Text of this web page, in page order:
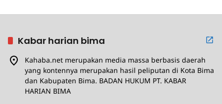
Kabar harian bima
Kahaba.net merupakan media massa berbasis daerah
yang kontennya merupakan hasil peliputan di Kota Bima
dan Kabupaten Bima. BADAN HUKUM PT. KABAR
HARIAN BIMA